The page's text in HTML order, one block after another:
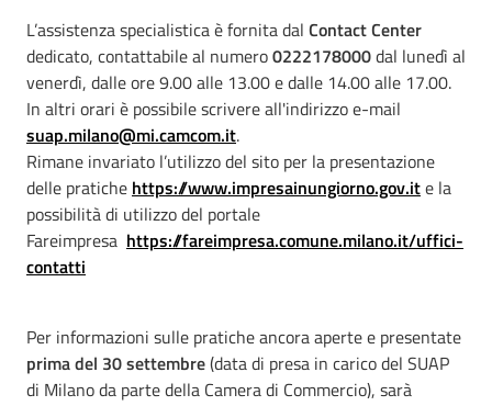
L’assistenza specialistica è fornita dal Contact Center
dedicato, contattabile al numero0222178000dal lunedì al
venerdì, dalle ore 9.00 alle 13.00 e dalle 14.00 alle 17.00.
In altri orari è possibile scrivere all'indirizzo e-mail
suap.milano@mi.camcom.it.
Rimane invariato l’utilizzo del sito per la presentazione
delle pratiche https://www.impresainungiorno.gov.ite la
possibilità di utilizzo del portale
Fareimpresa https://fareimpresa.comune.milano.it/uffici-
contatti
Per informazioni sulle pratiche ancora aperte e presentate
prima del 30 settembre(data di presa in carico del SUAP
di Milano da parte della Camera di Commercio), sarà